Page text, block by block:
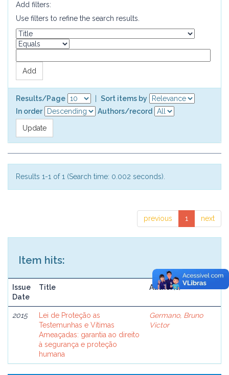
Add filters:
Use filters to refine the search results.
Results/Page
Sort items by
In order
Authors/record
Results 1-1 of 1 (Search time: 0.002 seconds).
previous 1 next
Item hits:
Issue
Date
Title Author(s)
2015
Lei de Proteção as
Testemunhas e Vítimas
Ameaçadas: garantia ao direito
à segurança e proteção
humana
Germano, Bruno
Victor